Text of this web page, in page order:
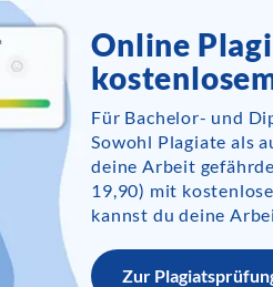
Online
Für Bachelor- und
Sowohl Plagiate als
deine Arbeit
19,90) mit
kannst du deine
Zur